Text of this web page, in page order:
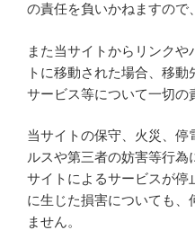
の責任を負いかねますので
また当サイトからリンク
トに移動された場合、移動
サービス等について一切の
当サイトの保守、火災、停
ルスや第三者の妨害等行為
サイトによるサービスが停
に生じた損害についても、
ません。